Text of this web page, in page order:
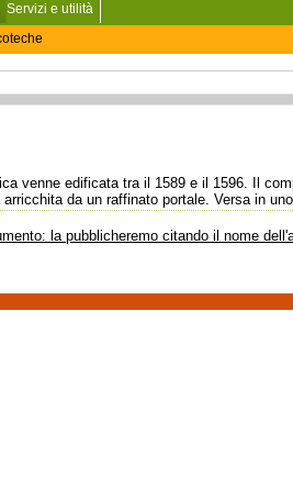
Servizi e utilità
venne edificata tra il 1589 e il 1596. Il
da un raffinato portale. Versa in
la pubblicheremo citando il nome